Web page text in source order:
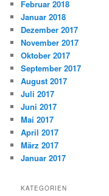
Februar 2018
Januar 2018
Dezember 2017
November 2017
Oktober 2017
September 2017
August 2017
Juli 2017
Juni 2017
Mai 2017
April 2017
März 2017
Januar 2017
KATEGORIEN